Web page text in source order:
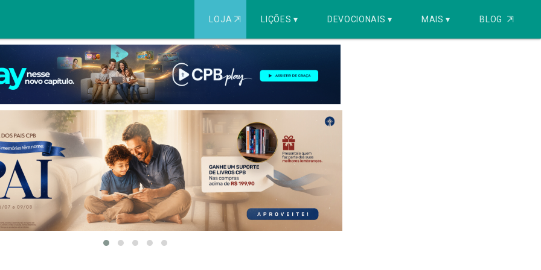
LOJA ⇱ LIÇÕES ▾ DEVOCIONAIS ▾ MAIS ▾ BLOG ⇱